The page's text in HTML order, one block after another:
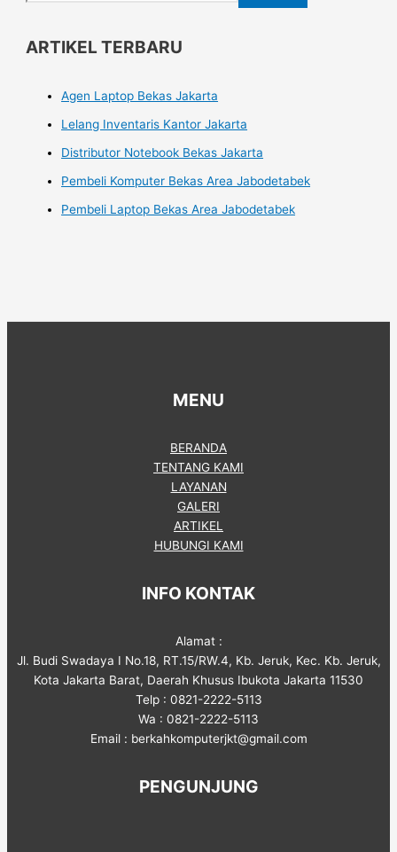
ARTIKEL TERBARU
Agen Laptop Bekas Jakarta
Lelang Inventaris Kantor Jakarta
Distributor Notebook Bekas Jakarta
Pembeli Komputer Bekas Area Jabodetabek
Pembeli Laptop Bekas Area Jabodetabek
MENU
BERANDA
TENTANG KAMI
LAYANAN
GALERI
ARTIKEL
HUBUNGI KAMI
INFO KONTAK
Alamat :
Jl. Budi Swadaya I No.18, RT.15/RW.4, Kb. Jeruk, Kec. Kb. Jeruk,
Kota Jakarta Barat, Daerah Khusus Ibukota Jakarta 11530
Telp : 0821-2222-5113
Wa : 0821-2222-5113
Email : berkahkomputerjkt@gmail.com
PENGUNJUNG